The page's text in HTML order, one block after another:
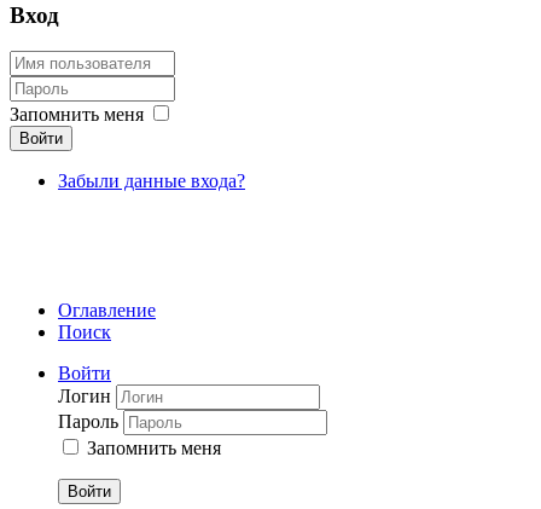
Вход
Запомнить меня
Войти
Забыли данные входа?
Оглавление
Поиск
Войти
Логин
Пароль
Запомнить меня
Войти